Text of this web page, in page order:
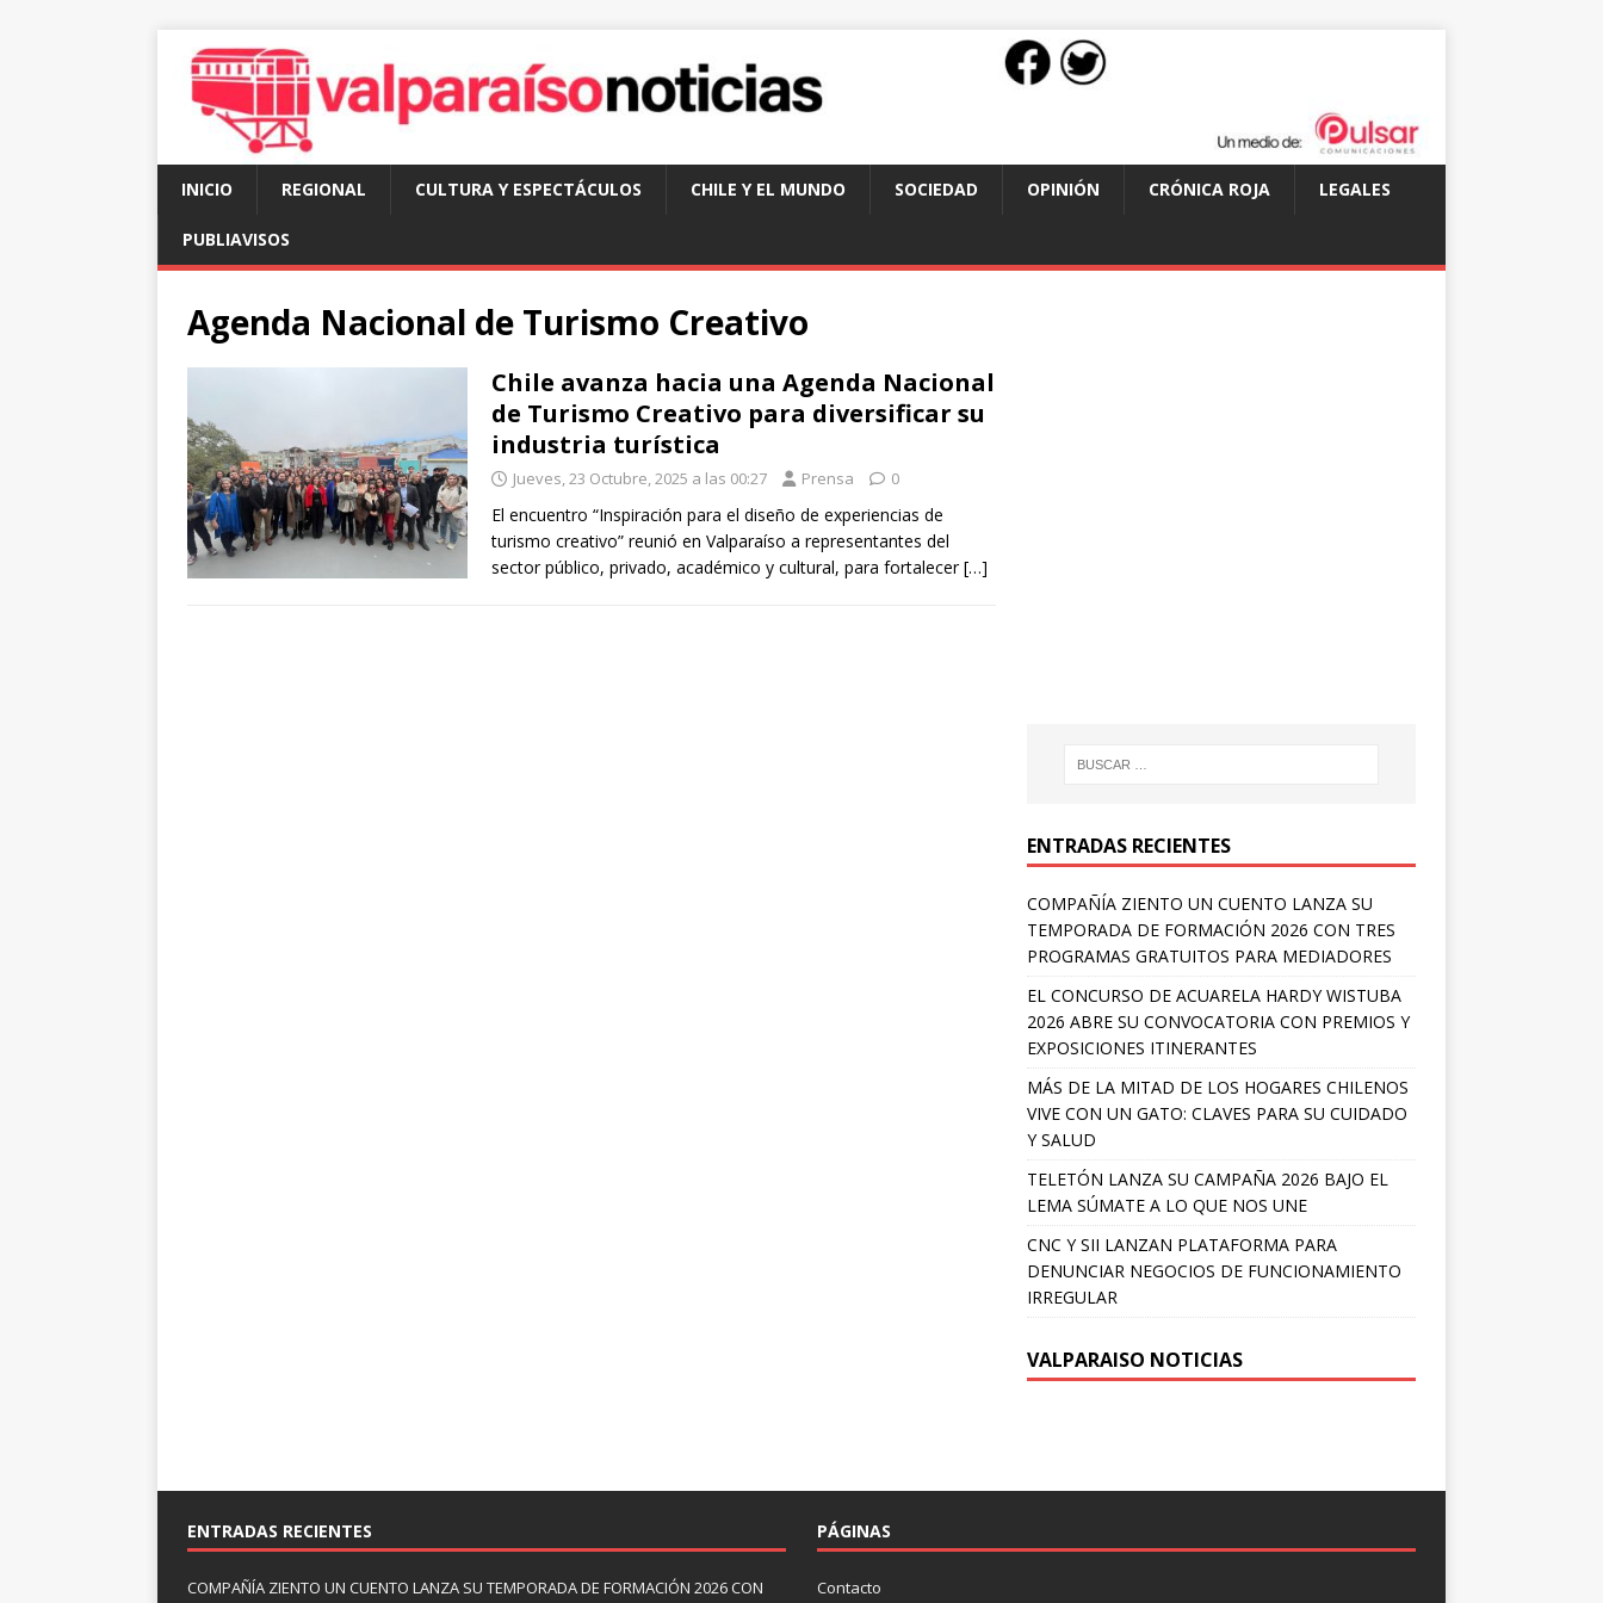
INICIO REGIONAL CULTURA Y ESPECTÁCULOS CHILE Y EL MUNDO SOCIEDAD OPINIÓN CRÓNICA ROJA LEGALES
PUBLIAVISOS
Agenda Nacional de Turismo Creativo
Chile avanza hacia una Agenda Nacional
de Turismo Creativo para diversificar su
industria turística
Jueves, 23 Octubre, 2025 a las 00:27 Prensa 0
El encuentro “Inspiración para el diseño de experiencias de
turismo creativo” reunió en Valparaíso a representantes del
sector público, privado, académico y cultural, para fortalecer[…]
ENTRADAS RECIENTES
COMPAÑÍA ZIENTO UN CUENTO LANZA SU
TEMPORADA DE FORMACIÓN 2026 CON TRES
PROGRAMAS GRATUITOS PARA MEDIADORES
EL CONCURSO DE ACUARELA HARDY WISTUBA
2026 ABRE SU CONVOCATORIA CON PREMIOS Y
EXPOSICIONES ITINERANTES
MÁS DE LA MITAD DE LOS HOGARES CHILENOS
VIVE CON UN GATO: CLAVES PARA SU CUIDADO
Y SALUD
TELETÓN LANZA SU CAMPAÑA 2026 BAJO EL
LEMA SÚMATE A LO QUE NOS UNE
CNC Y SII LANZAN PLATAFORMA PARA
DENUNCIAR NEGOCIOS DE FUNCIONAMIENTO
IRREGULAR
VALPARAISO NOTICIAS
ENTRADAS RECIENTES
COMPAÑÍA ZIENTO UN CUENTO LANZA SU TEMPORADA DE FORMACIÓN 2026 CON
PÁGINAS
Contacto